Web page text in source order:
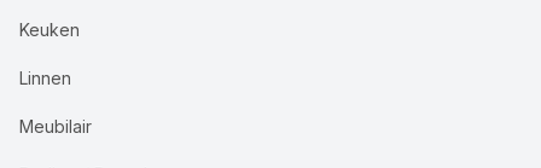
Keuken
Linnen
Meubilair